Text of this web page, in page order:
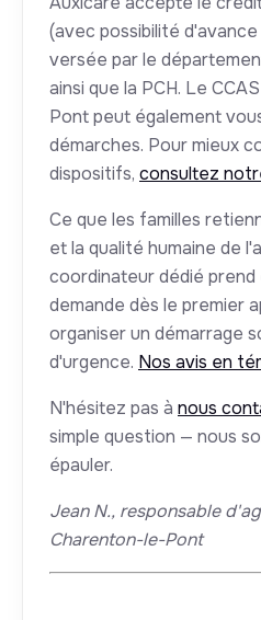
(avec possibilité d'avance
versée par le
ainsi que la PCH. Le
Pont peut également
démarches. Pour mieux
dispositifs, consultez
Ce que les familles
et la qualité humaine de
coordinateur dédié
demande dès le premier
organiser un démarrage
d'urgence. Nos avis en
N'hésitez pas à nous
simple question — nous
épauler.
Jean N., responsable
Charenton-le-Pont